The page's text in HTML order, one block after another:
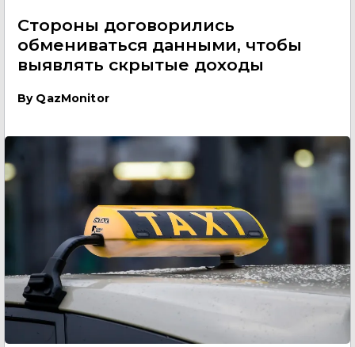
Стороны договорились
обмениваться данными, чтобы
выявлять скрытые доходы
By QazMonitor